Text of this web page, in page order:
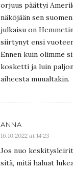
orjuus päättyi
näköjään sen
julkaisu on
siirtynyt ensi
Ennen kuin olimme
kosketti ja luin
aiheesta muualtakin.
ANNA
16.10.2022 at 14:23
Jos nuo
sitä, mitä haluat